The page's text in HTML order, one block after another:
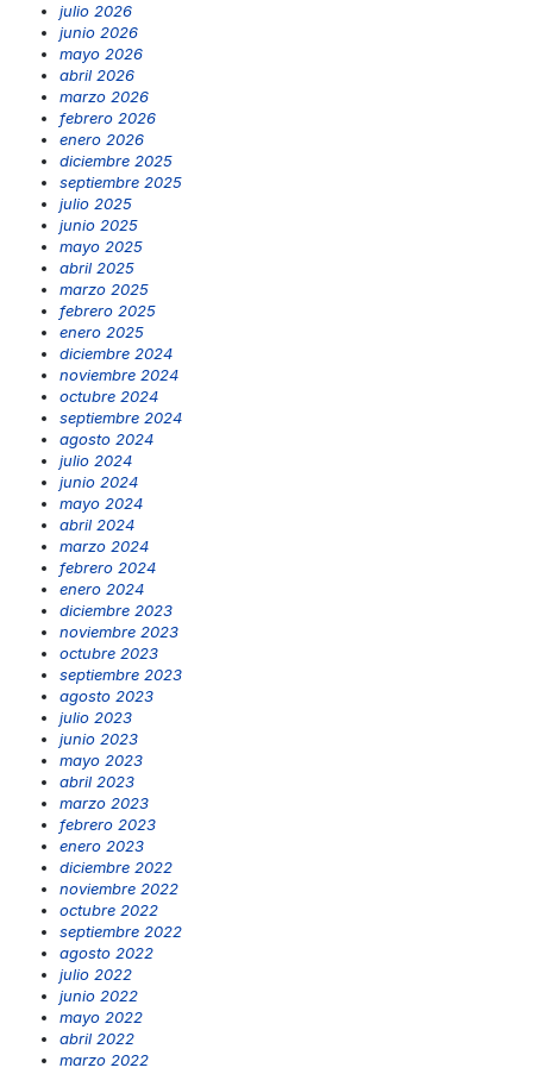
julio 2026
junio 2026
mayo 2026
abril 2026
marzo 2026
febrero 2026
enero 2026
diciembre 2025
septiembre 2025
julio 2025
junio 2025
mayo 2025
abril 2025
marzo 2025
febrero 2025
enero 2025
diciembre 2024
noviembre 2024
octubre 2024
septiembre 2024
agosto 2024
julio 2024
junio 2024
mayo 2024
abril 2024
marzo 2024
febrero 2024
enero 2024
diciembre 2023
noviembre 2023
octubre 2023
septiembre 2023
agosto 2023
julio 2023
junio 2023
mayo 2023
abril 2023
marzo 2023
febrero 2023
enero 2023
diciembre 2022
noviembre 2022
octubre 2022
septiembre 2022
agosto 2022
julio 2022
junio 2022
mayo 2022
abril 2022
marzo 2022